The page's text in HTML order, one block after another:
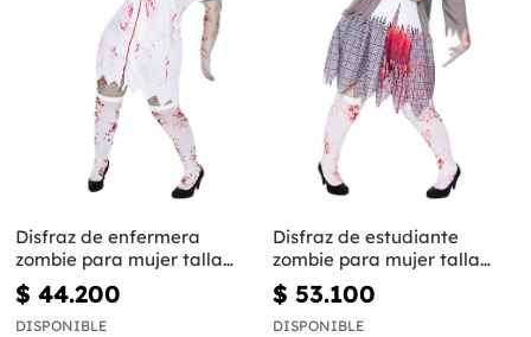
Disfraz de enfermera
zombie para mujer talla
grande
$ 44.200
DISPONIBLE
Disfraz de estudiante
zombie para mujer talla
grande
$ 53.100
DISPONIBLE